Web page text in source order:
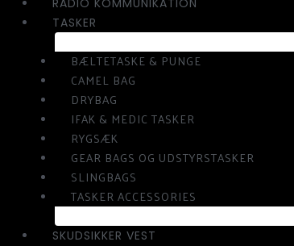
RADIO KOMMUNIKATION
TASKER
BÆLTETASKE & PUNGE
CAMEL BAG
DRYBAG
IFAK & MEDIC TASKER
RYGSÆK
GEAR BAGS OG UDSTYRSTASKER
SLINGBAGS
TASKER ACCESSORIES
SKUDSIKKER VEST